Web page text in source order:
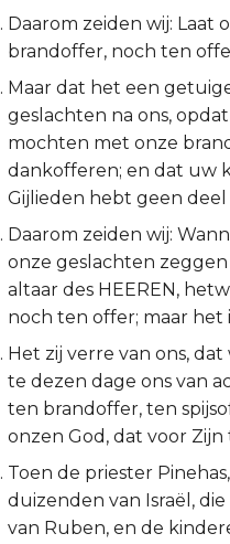
Daarom zeiden wij: Laat
brandoffer, noch ten
Maar dat het een
geslachten na ons,
mochten met onze
dankofferen; en dat uw
Gijlieden hebt geen deel
Daarom zeiden wij:
onze geslachten
altaar des HEEREN,
noch ten offer; maar het
Het zij verre van ons,
te dezen dage ons van
ten brandoffer, ten
onzen God, dat voor Zijn
Toen de priester
duizenden van Israël,
van Ruben, en de